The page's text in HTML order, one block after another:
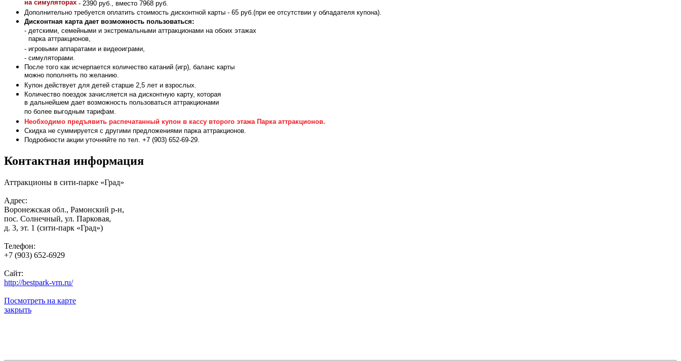
на симуляторах - 2390 руб., вместо 7968 руб.
Дополнительно требуется оплатить стоимость дисконтной карты - 65 руб.(при ее отсутствии у обладателя купона).
Дисконтная карта дает возможность пользоваться:
- детскими, семейными и экстремальными аттракционами на обоих этажах
парка аттракционов,
- игровыми аппаратами и видеоиграми,
- симуляторами.
После того как исчерпается количество катаний (игр), баланс карты
можно пополнять по желанию.
Купон действует для детей старше 2,5 лет и взрослых.
Количество поездок зачисляется на дисконтную карту, которая
в дальнейшем дает возможность пользоваться аттракционами
по более выгодным тарифам.
Необходимо предъявить распечатанный купон в кассу второго этажа Парка аттракционов.
Скидка не суммируется с другими предложениями парка аттракционов.
Подробности акции уточняйте по тел. +7 (903) 652-69-29.
Контактная информация
Аттракционы в сити-парке «Град»
Адрес:
Воронежская обл., Рамонский р-н,
пос. Солнечный, ул. Парковая,
д. 3, эт. 1 (сити-парк «Град»)
Телефон:
+7 (903) 652-6929
Сайт:
http://bestpark-vrn.ru/
Посмотреть на карте
закрыть